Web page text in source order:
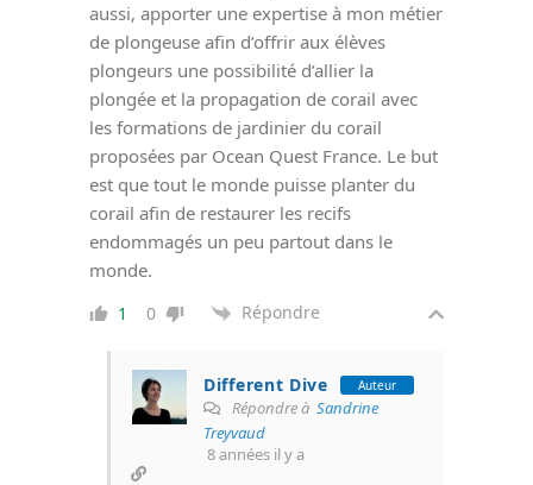
aussi, apporter une expertise à mon métier
de plongeuse afin d’offrir aux élèves
plongeurs une possibilité d’allier la
plongée et la propagation de corail avec
les formations de jardinier du corail
proposées par Ocean Quest France. Le but
est que tout le monde puisse planter du
corail afin de restaurer les recifs
endommagés un peu partout dans le
monde.
1 0 Répondre
Different Dive Auteur
Répondre à Sandrine
Treyvaud
8 années il y a